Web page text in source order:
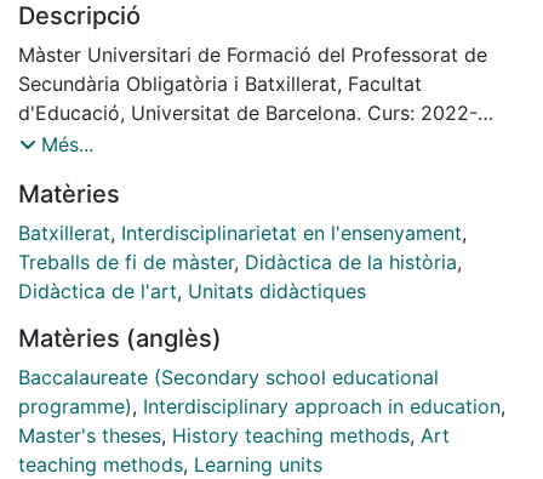
del període en qüestió amb l’objectiu de promoure
entre l’alumnat un aprenentatge interdisciplinari i
significatiu. A partir de l’elaboració d’aquesta
seqüència didàctica, es crea un model per poder la
aplicar a altres episodis de la història i, amb
altra curs de l’educació secundària.
[eng] In this work, an analysis is conducted on the
implementation of a didactic sequence in the subject
Contemporary World History of the first year of the
the Cold War era and based on the interpretation of
artworks from that period, with the purpose of
promoting interdisciplinary and meaningful learning
among students. Through the development of this
didactic sequence, a model is created to be applied to
Descripció
Màster Universitari de Formació del Professorat de
Secundària Obligatòria i Batxillerat, Facultat
d'Educació, Universitat de Barcelona. Curs: 2022-
2023. Tutora: Fàtima López
Més...
Matèries
Batxillerat, Interdisciplinarietat en l'ensenyament,
Treballs de fi de màster, Didàctica de la història,
Didàctica de l'art, Unitats didàctiques
Matèries (anglès)
Baccalaureate (Secondary school educational
programme), Interdisciplinary approach in education,
Master's theses, History teaching methods, Art
teaching methods, Learning units